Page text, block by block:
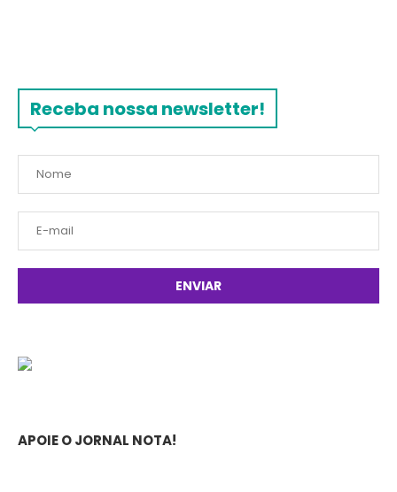
Receba nossa newsletter!
APOIE O JORNAL NOTA!